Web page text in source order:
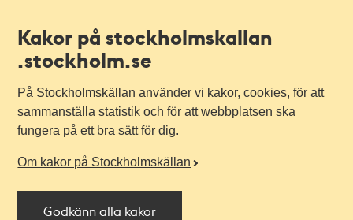
Kakor på stockholmskallan
.stockholm.se
På Stockholmskällan använder vi kakor, cookies, för att
sammanställa statistik och för att webbplatsen ska
fungera på ett bra sätt för dig.
Om kakor på Stockholmskällan
Godkänn alla kakor